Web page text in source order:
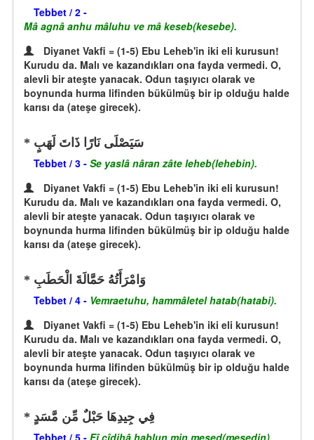
Tebbet / 2 -
Mâ agnâ anhu mâluhu ve mâ keseb(kesebe).
Diyanet Vakfi = (1-5) Ebu Leheb'in iki eli kurusun!
Kurudu da. Malı ve kazandıkları ona fayda vermedi. O,
alevli bir ateşte yanacak. Odun taşıyıcı olarak ve
boynunda hurma lifinden bükülmüş bir ip olduğu halde
karısı da (ateşe girecek).
سَيَصْلَى نَارًا ذَاتَ لَهَبٍ
Tebbet / 3 - Se yaslâ nâran zâte leheb(lehebin).
Diyanet Vakfi = (1-5) Ebu Leheb'in iki eli kurusun!
Kurudu da. Malı ve kazandıkları ona fayda vermedi. O,
alevli bir ateşte yanacak. Odun taşıyıcı olarak ve
boynunda hurma lifinden bükülmüş bir ip olduğu halde
karısı da (ateşe girecek).
وَامْرَأَتُهُ حَمَّالَةَ الْحَطَبِ
Tebbet / 4 - Vemraetuhu, hammâletel hatab(hatabi).
Diyanet Vakfi = (1-5) Ebu Leheb'in iki eli kurusun!
Kurudu da. Malı ve kazandıkları ona fayda vermedi. O,
alevli bir ateşte yanacak. Odun taşıyıcı olarak ve
boynunda hurma lifinden bükülmüş bir ip olduğu halde
karısı da (ateşe girecek).
فِي جِيدِهَا حَبْلٌ مِّن مَّسَدٍ
Tebbet / 5 - Fî cîdihâ hablun min mesed(mesedin).